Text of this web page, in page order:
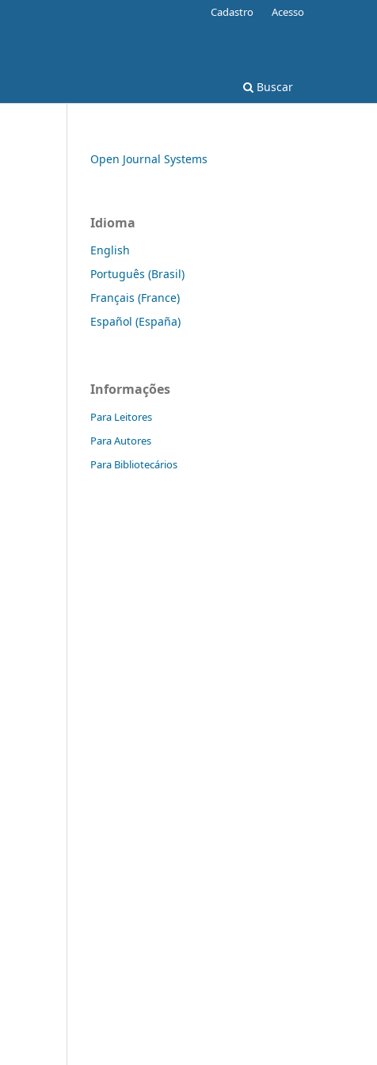
Buscar
Cadastro Acesso
Open Journal Systems
Idioma
English
Português (Brasil)
Français (France)
Español (España)
Informações
Para Leitores
Para Autores
Para Bibliotecários